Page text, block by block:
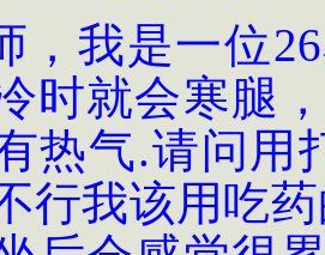
，我是一位
时就会寒腿
热气.请问用
行我该用吃